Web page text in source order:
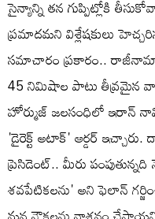
సైన్యాన్ని తన గుప్పిట్లోకి
ప్రమాదమని విశ్లేషకులు
సమాచారం ప్రకారం..
45 నిమిషాల పాటు తీవ్రమైన
హోర్ముజ్ జలసంధిలో ఇరాన్
'డైరెక్ట్ అటాక్' ఆర్డర్
ప్రెసిడెంట్.. మీరు
శవపేటికలను' అని ఫెలాన్